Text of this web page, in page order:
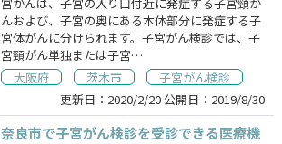
んおよび、子宮の奥にある本体部分に発症する子
宮体がんに分けられます。子宮がん検診では、子
宮頸がん単独または子宮…
大阪府
茨木市
子宮がん検診
更新日： 2020/2/20 公開日： 2019/8/30
奈良市で子宮がん検診を受診できる医療機